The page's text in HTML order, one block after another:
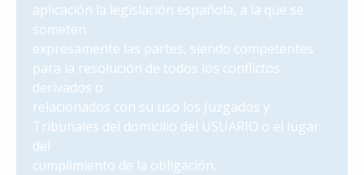
aplicación la legislación española, a la que se
someten
expresamente las partes, siendo competentes
para la resolución de todos los conflictos
derivados o
relacionados con su uso los Juzgados y
Tribunales del domicilio del USUARIO o el lugar
del
cumplimiento de la obligación.